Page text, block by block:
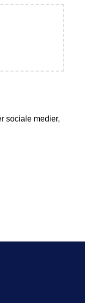
sociale medier,